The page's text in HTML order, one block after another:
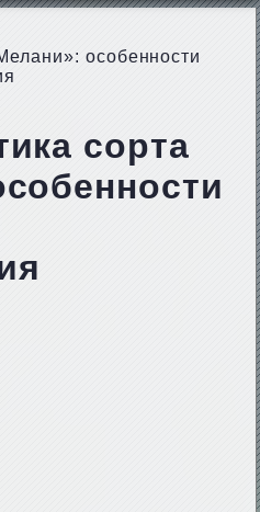
особенности
сорта